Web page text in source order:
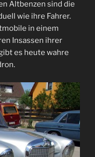
Altbenzen sind die
wie ihre Fahrer.
in einem
Insassen ihrer
es heute wahre